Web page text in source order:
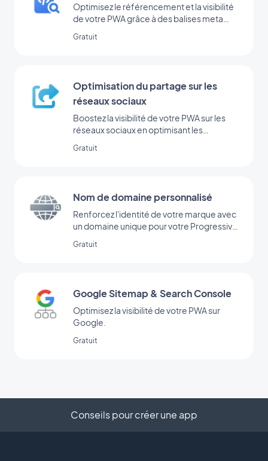
Optimisez le référencement et la visibilité
de votre PWA grâce à des balises meta
Gratuit
Optimisation du partage sur les
réseaux sociaux
Boostez la visibilité de votre PWA sur les
réseaux sociaux en optimisant les
Gratuit
Nom de domaine personnalisé
Renforcez l'identité de votre marque avec
un domaine unique pour votre Progressive
Gratuit
Google Sitemap & Search Console
Optimisez la visibilité de votre PWA sur
Google.
Gratuit
Conseils pour créer une app